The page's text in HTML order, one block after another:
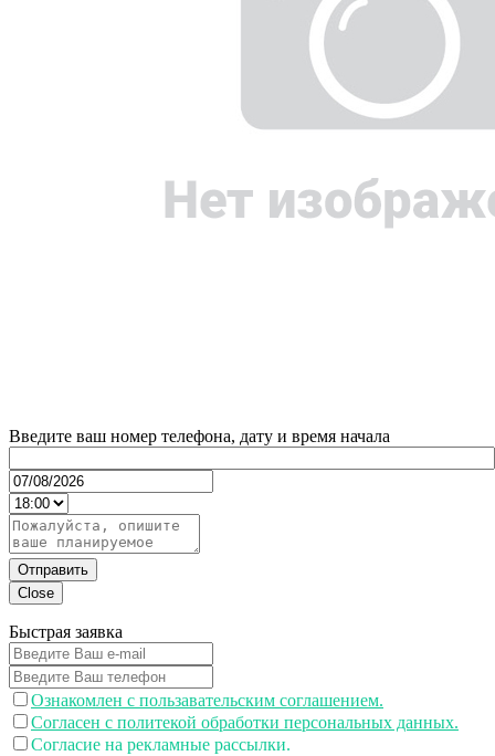
Введите ваш номер телефона, дату и время начала
Отправить
Close
Быстрая заявка
Ознакомлен с пользавательским соглашением.
Согласен с политекой обработки персональных данных.
Согласие на рекламные рассылки.